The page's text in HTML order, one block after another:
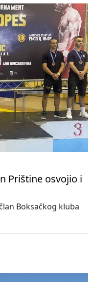
Prištine osvojio i
Boksačkog kluba